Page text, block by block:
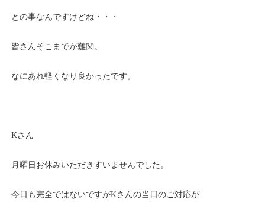
との事なんですけどね・・・
皆さんそこまでが難関。
なにあれ軽くなり良かったです。
Kさん
月曜日お休みいただきすいませんでした。
今日も完全ではないですがKさんの当日のご対応が